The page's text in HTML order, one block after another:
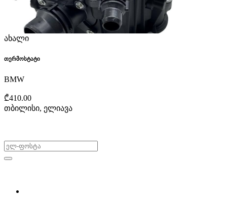
ახალი
თერმოსტატი
BMW
₾410.00
თბილისი, ელიავა